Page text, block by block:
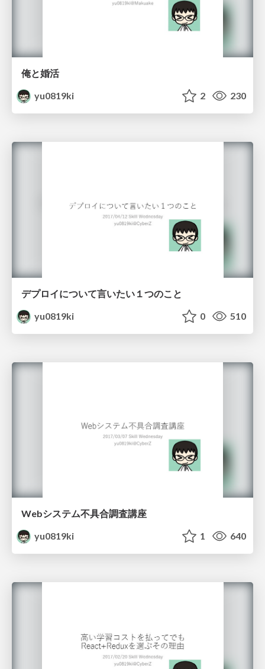
俺と婚活
yu0819ki
2 230
デプロイについて言いたい１つのこと
yu0819ki
0 510
Webシステム不具合調査講座
yu0819ki
1 640